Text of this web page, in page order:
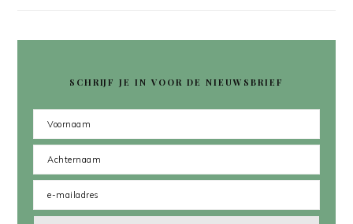
SCHRIJF JE IN VOOR DE NIEUWSBRIEF